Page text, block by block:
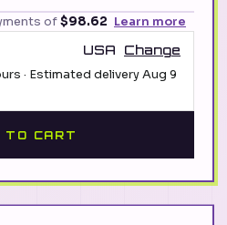
of$98.62 Learn more
USA
Change
· Estimated deliveryAug 9
TO CART